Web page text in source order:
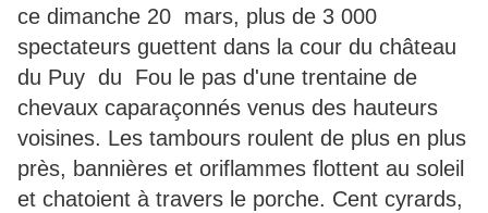
ce dimanche 20 mars, plus de 3 000
spectateurs guettent dans la cour du château
du Puy du Fou le pas d'une trentaine de
chevaux caparaçonnés venus des hauteurs
voisines. Les tambours roulent de plus en plus
près, bannières et oriflammes flottent au soleil
et chatoient à travers le porche. Cent cyrards,